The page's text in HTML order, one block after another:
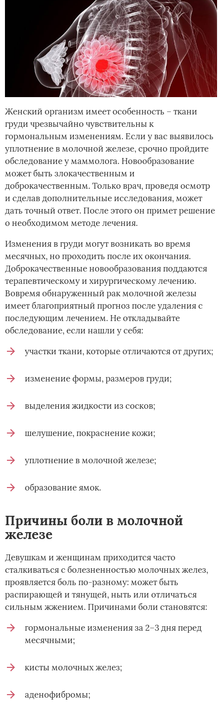
Женский организм имеет особенность – ткани
груди чрезвычайно чувствительны к
гормональным изменениям. Если у вас выявилось
уплотнение в молочной железе, срочно пройдите
обследование у маммолога. Новообразование
может быть злокачественным и
доброкачественным. Только врач, проведя осмотр
и сделав дополнительные исследования, может
дать точный ответ. После этого он примет решение
о необходимом методе лечения.
Изменения в груди могут возникать во время
месячных, но проходить после их окончания.
Доброкачественные новообразования поддаются
терапевтическому и хирургическому лечению.
Вовремя обнаруженный рак молочной железы
имеет благоприятный прогноз после удаления с
последующим лечением. Не откладывайте
обследование, если нашли у себя:
участки ткани, которые отличаются от других;
изменение формы, размеров груди;
выделения жидкости из сосков;
шелушение, покраснение кожи;
уплотнение в молочной железе;
образование ямок.
Причины боли в молочной
железе
Девушкам и женщинам приходится часто
сталкиваться с болезненностью молочных желез,
проявляется боль по-разному: может быть
распирающей и тянущей, ныть или отличаться
сильным жжением. Причинами боли становятся:
гормональные изменения за 2–3 дня перед
месячными;
кисты молочных желез;
аденофибромы;